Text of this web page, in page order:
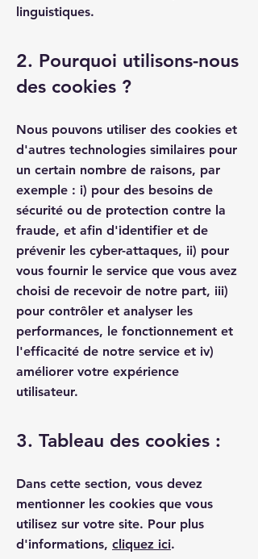
linguistiques.
2. Pourquoi utilisons-nous
des cookies ?
Nous pouvons utiliser des cookies et
d'autres technologies similaires pour
un certain nombre de raisons, par
exemple : i) pour des besoins de
sécurité ou de protection contre la
fraude, et afin d'identifier et de
prévenir les cyber-attaques, ii) pour
vous fournir le service que vous avez
choisi de recevoir de notre part, iii)
pour contrôler et analyser les
performances, le fonctionnement et
l'efficacité de notre service et iv)
améliorer votre expérience
utilisateur.
3. Tableau des cookies :
Dans cette section, vous devez
mentionner les cookies que vous
utilisez sur votre site. Pour plus
d'informations, cliquez ici.